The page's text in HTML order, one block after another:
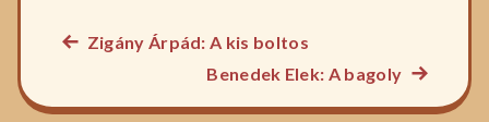
Bejegyzés
navigáció
Előző
recept:
Zigány Árpád: A kis boltos
Benedek Elek: A bagoly
főzelék